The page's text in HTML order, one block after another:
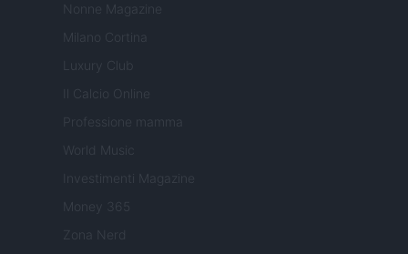
Nonne Magazine
Milano Cortina
Luxury Club
Il Calcio Online
Professione mamma
World Music
Investimenti Magazine
Money 365
Zona Nerd